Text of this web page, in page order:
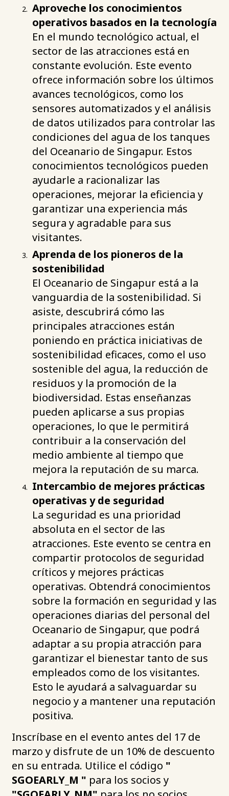
Aproveche los conocimientos
operativos basados en la tecnología
En el mundo tecnológico actual, el
sector de las atracciones está en
constante evolución. Este evento
ofrece información sobre los últimos
avances tecnológicos, como los
sensores automatizados y el análisis
de datos utilizados para controlar las
condiciones del agua de los tanques
del Oceanario de Singapur. Estos
conocimientos tecnológicos pueden
ayudarle a racionalizar las
operaciones, mejorar la eficiencia y
garantizar una experiencia más
segura y agradable para sus
visitantes.
Aprenda de los pioneros de la
sostenibilidad
El Oceanario de Singapur está a la
vanguardia de la sostenibilidad. Si
asiste, descubrirá cómo las
principales atracciones están
poniendo en práctica iniciativas de
sostenibilidad eficaces, como el uso
sostenible del agua, la reducción de
residuos y la promoción de la
biodiversidad. Estas enseñanzas
pueden aplicarse a sus propias
operaciones, lo que le permitirá
contribuir a la conservación del
medio ambiente al tiempo que
mejora la reputación de su marca.
Intercambio de mejores prácticas
operativas y de seguridad
La seguridad es una prioridad
absoluta en el sector de las
atracciones. Este evento se centra en
compartir protocolos de seguridad
críticos y mejores prácticas
operativas. Obtendrá conocimientos
sobre la formación en seguridad y las
operaciones diarias del personal del
Oceanario de Singapur, que podrá
adaptar a su propia atracción para
garantizar el bienestar tanto de sus
empleados como de los visitantes.
Esto le ayudará a salvaguardar su
negocio y a mantener una reputación
positiva.
Inscríbase en el evento antes del 17 de
marzo y disfrute de un 10% de descuento
en su entrada. Utilice el código "
SGOEARLY_M " para los socios y